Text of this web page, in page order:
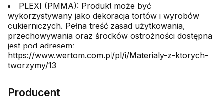
PLEXI (PMMA): Produkt może być
wykorzystywany jako dekoracja tortów i wyrobów
cukierniczych. Pełna treść zasad użytkowania,
przechowywania oraz środków ostrożności dostępna
jest pod adresem:
https://www.wertom.com.pl/pl/i/Materialy-z-ktorych-
tworzymy/13
Producent